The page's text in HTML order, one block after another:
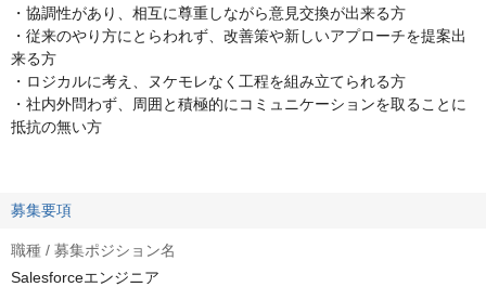
・協調性があり、相互に尊重しながら意見交換が出来る方
・従来のやり方にとらわれず、改善策や新しいアプローチを提案出
来る方
・ロジカルに考え、ヌケモレなく工程を組み立てられる方
・社内外問わず、周囲と積極的にコミュニケーションを取ることに
抵抗の無い方
募集要項
職種 / 募集ポジション名
Salesforceエンジニア